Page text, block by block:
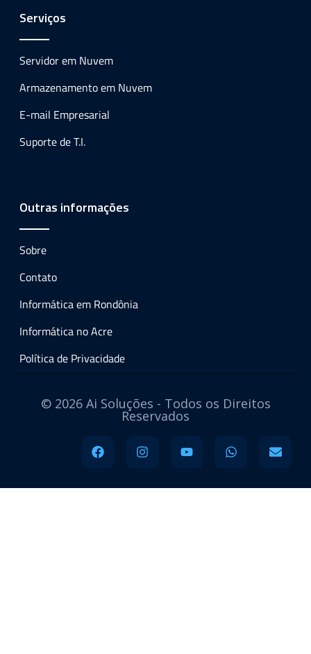
Serviços
Servidor em Nuvem
Armazenamento em Nuvem
E-mail Empresarial
Suporte de T.I.
Outras informações
Sobre
Contato
Informática em Rondônia
Informática no Acre
Política de Privacidade
© 2026 Ai Soluções - Todos os Direitos
Reservados